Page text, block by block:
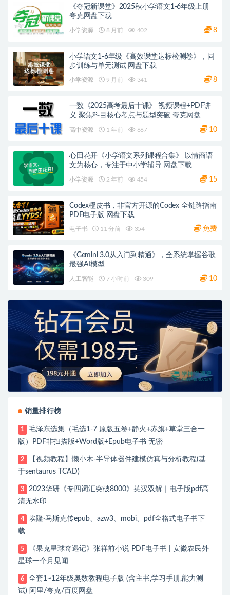
《夺冠新课堂》2025秋小学语文1-6年级上册
夸克网盘下载
小学资源 8 月前 402 8
小学语文1-6年级《高效课堂达标检测卷》，同
步训练与单元测试 网盘下载
小学资源 9 月前 341 8
一数《2025高考最后十课》 视频课程+PDF讲
义 聚焦科目核心考点与题型突破 夸克网盘
高中资源 1 年前 667 10
心田花开《小学语文系列课程合集》 以情商语
文为核心，专注于中小学辅导 网盘下载
小学资源 2 年前 454 15
Codex橙皮书，非官方开源的Codex 全链路指南
PDF电子版 网盘下载
电子书 11 分前 354 免费
《Gemini 3.0从入门到精通》，全系统掌握谷歌
最强AI模型
人工智能 7 小时前 309 10
销量排行榜
1
毛泽东选集（毛选1-7 原版五卷+静火+赤旗+草堂三合一
版）PDF非扫描版+Word版+Epub电子书 无密
2
【视频教程】懒小木-半导体器件建模仿真与分析教程(基
于sentaurus TCAD)
3
2023华研《专四词汇突破8000》英汉双解｜电子版pdf高
清无水印
4
埃隆·马斯克传epub、azw3、mobi、pdf全格式电子书下
载
5
《果克星球奇遇记》张祥前小说 PDF电子书 | 安徽农民外
星球一个月见闻
6
全套1~12年级奥数教程电子版 (含主书,学习手册,能力测
试) 阿里/夸克/百度网盘